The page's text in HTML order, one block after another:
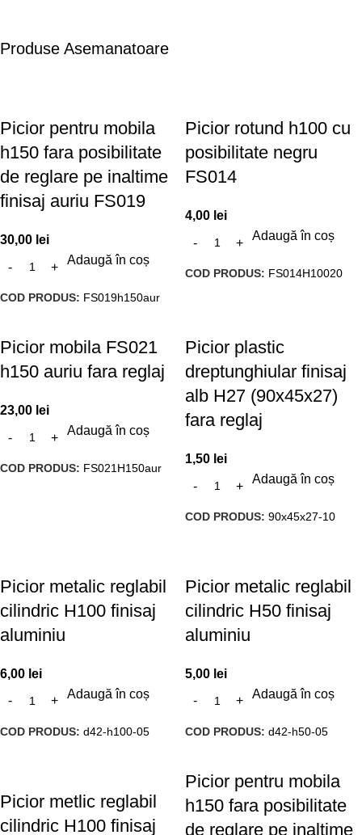
Produse Asemanatoare
Picior pentru mobila
h150 fara posibilitate
de reglare pe inaltime
finisaj auriu FS019
30,00 lei
Adaugă în coș
COD PRODUS: FS019h150aur
Picior rotund h100 cu
posibilitate negru
FS014
4,00 lei
Adaugă în coș
COD PRODUS: FS014H10020
Picior mobila FS021
h150 auriu fara reglaj
23,00 lei
Adaugă în coș
COD PRODUS: FS021H150aur
Picior plastic
dreptunghiular finisaj
alb H27 (90x45x27)
fara reglaj
1,50 lei
Adaugă în coș
COD PRODUS: 90x45x27-10
Picior metalic reglabil
cilindric H100 finisaj
aluminiu
6,00 lei
Adaugă în coș
COD PRODUS: d42-h100-05
Picior metalic reglabil
cilindric H50 finisaj
aluminiu
5,00 lei
Adaugă în coș
COD PRODUS: d42-h50-05
Picior metlic reglabil
cilindric H100 finisaj
Picior pentru mobila
h150 fara posibilitate
de reglare pe inaltime